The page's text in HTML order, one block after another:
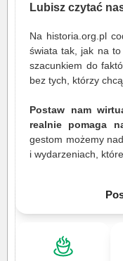
Lubisz czytać
Na historia.org.pl
świata tak, jak na to
szacunkiem do
bez tych, którzy
Postaw nam
realnie pomaga
gestom możemy
i wydarzeniach,